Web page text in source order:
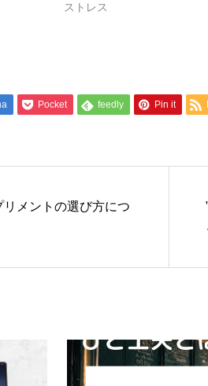
ストレス
Pocket feedly Pin it
メントの選び方につ